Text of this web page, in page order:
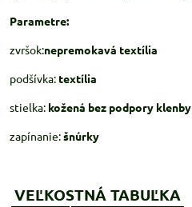
Parametre:
zvršok:nepremokavá textília
podšívka:textília
stielka: kožená bez podpory klenby
zapínanie:šnúrky
VEĽKOSTNÁ TABUĽKA